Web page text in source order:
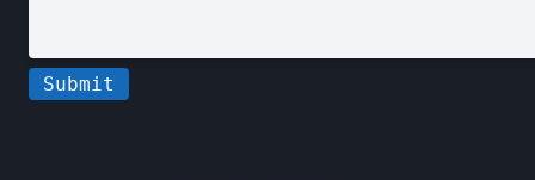
Submit